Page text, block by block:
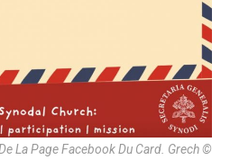
La Page Facebook Du Card. Grech ©